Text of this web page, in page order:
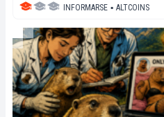
INFORMARSE ▪ ALTCOINS